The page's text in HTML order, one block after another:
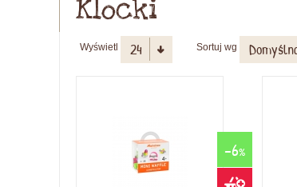
Klocki
Wyświetl Sortuj wg
-6%